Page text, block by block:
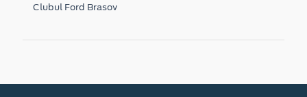
Clubul Ford Brasov